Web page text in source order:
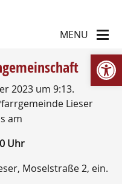
2023 um 9:13.
Lieser
am
Uhr
Moselstraße 2, ein.